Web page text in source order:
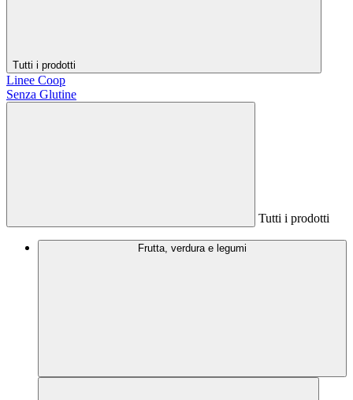
Tutti i prodotti
Linee Coop
Senza Glutine
Tutti i prodotti
Frutta, verdura e legumi